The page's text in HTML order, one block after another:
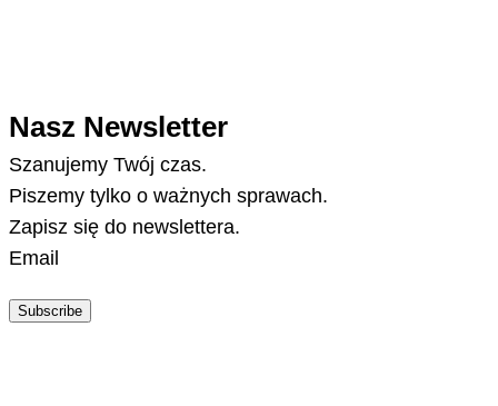
Nasz Newsletter
Szanujemy Twój czas.
Piszemy tylko o ważnych sprawach.
Zapisz się do newslettera.
Email
Subscribe